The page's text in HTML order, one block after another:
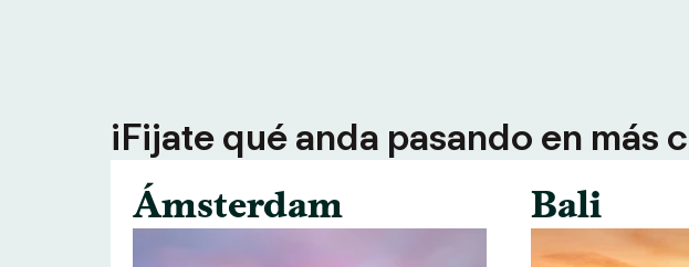
¡Fijate qué anda pasando en
Ámsterdam
Bali